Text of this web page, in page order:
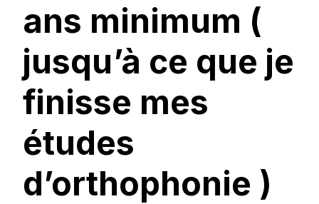
ans minimum (
jusqu’à ce que je
finisse mes
études
d’orthophonie )